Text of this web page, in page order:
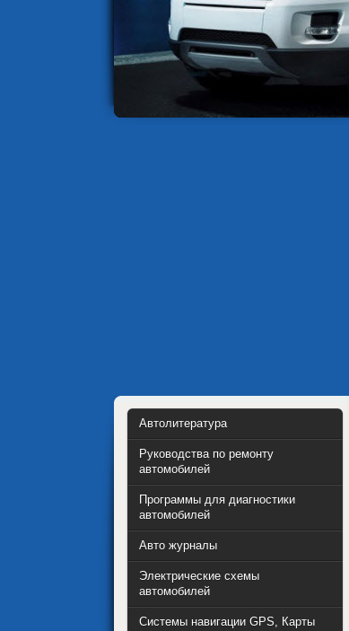
Автолитература
Руководства по ремонту
автомобилей
Программы для диагностики
автомобилей
Авто журналы
Электрические схемы
автомобилей
Системы навигации GPS, Карты